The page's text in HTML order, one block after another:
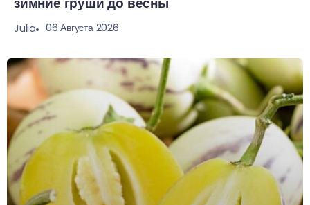
Julia 06 Августа 2026